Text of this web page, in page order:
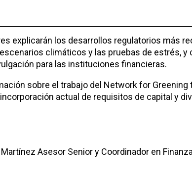
explicarán los desarrollos regulatorios más
climáticos y las pruebas de estrés,
para las instituciones financieras.
sobre el trabajo del Network for Greening
actual de requisitos de capital y
Asesor Senior y Coordinador en